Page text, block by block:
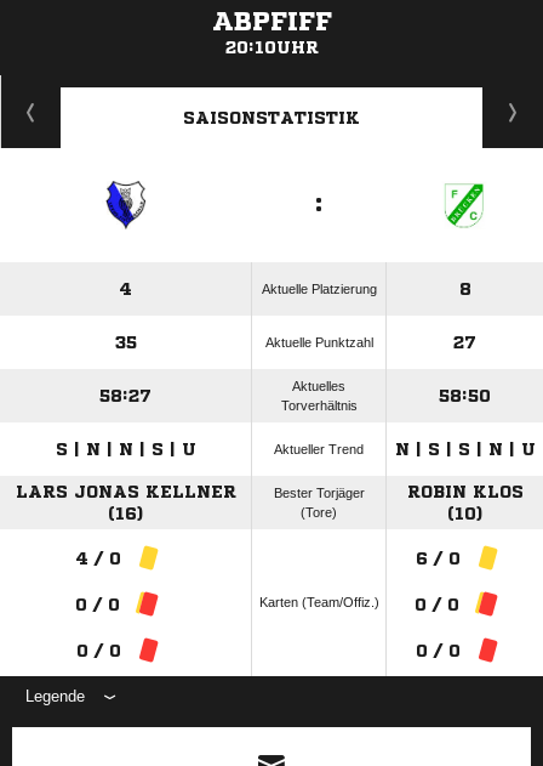
ABPFIFF
20:10UHR
ANZEIGE
SAISONSTATISTIK
:
4 Aktuelle Platzierung 8
35 Aktuelle Punktzahl 27
58:27
Aktuelles
Torverhältnis
58:50
S | N | N | S | U Aktueller Trend N | S | S | N | U
LARS JONAS KELLNER
(16)
Bester Torjäger
(Tore)
ROBIN KLOS
(10)
4 / 0
0 / 0
0 / 0
Karten (Team/Offiz.)
6 / 0
0 / 0
0 / 0
Legende
ANZEIGE